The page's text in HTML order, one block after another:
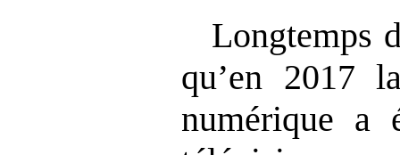
Longtemps
qu’en 2017
numérique a